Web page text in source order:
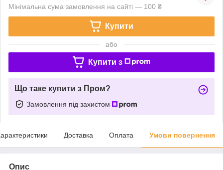
Мінімальна сума замовлення на сайті — 100 ₴
Купити
або
Купити з
Що таке купити з Пром?
Замовлення під захистом
Доставка Оплата Умови повернення
Опис